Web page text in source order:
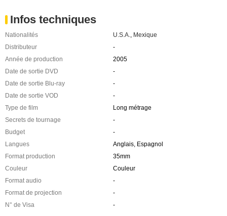
Infos techniques
Nationalités U.S.A., Mexique
Distributeur
-
Année de production
2005
Date de sortie DVD
-
Date de sortie Blu-ray
-
Date de sortie VOD
-
Type de film
Long métrage
Secrets de tournage
-
Budget
-
Langues
Anglais, Espagnol
Format production
35mm
Couleur
Couleur
Format audio
-
Format de projection
-
N° de Visa
-